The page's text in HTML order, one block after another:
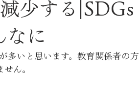
少する|SDGs
なに
多いと思います。教育関係者の方
ん。